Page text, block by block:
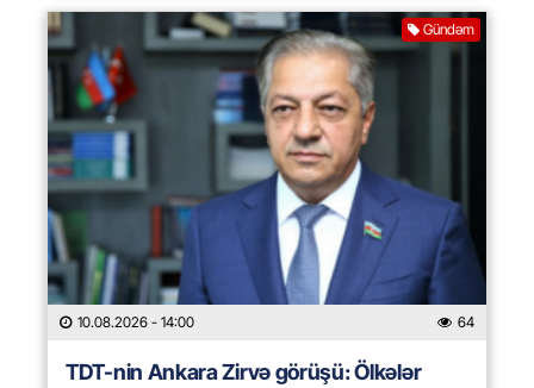
Gündəm
10.08.2026 - 14:00 64
TDT-nin Ankara Zirvə görüşü: Ölkələr